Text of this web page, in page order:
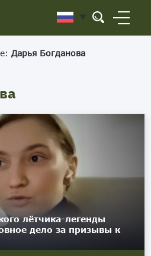
Дарья Богданова
лётчика-легенды
дело за призывы к